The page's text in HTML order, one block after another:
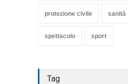
protezione civile sanità
spettacolo sport
Tag